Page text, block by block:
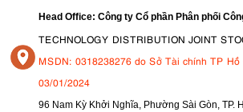
Head Office: Công ty Cổ phần Phân phối
TECHNOLOGY DISTRIBUTION JOINT
MSDN: 0318238276 do Sở Tài chính TP
03/01/2024
96 Nam Kỳ Khởi Nghĩa, Phường Sài Gòn, TP.